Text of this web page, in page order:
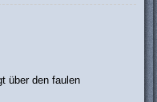
über den faulen